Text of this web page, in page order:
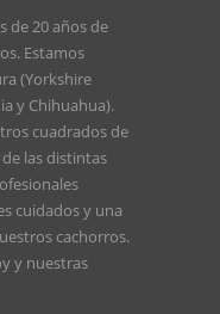
de 20 años de
Estamos
(Yorkshire
y Chihuahua).
cuadrados de
las distintas
cuidados y una
cachorros.
y nuestras